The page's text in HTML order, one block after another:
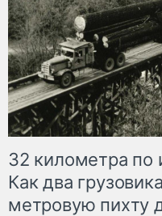
32 километра по
Как два
метровую пихту